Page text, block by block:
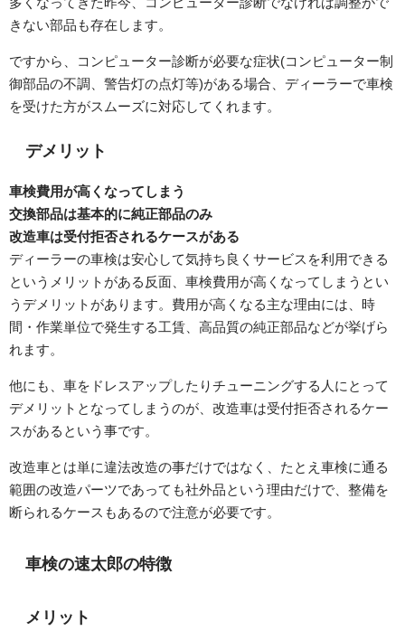
きない部品も存在します。
ですから、コンピューター診断が必要な症状(コンピューター制
御部品の不調、警告灯の点灯等)がある場合、ディーラーで車検
を受けた方がスムーズに対応してくれます。
デメリット
車検費用が高くなってしまう
交換部品は基本的に純正部品のみ
改造車は受付拒否されるケースがある
ディーラーの車検は安心して気持ち良くサービスを利用できる
というメリットがある反面、車検費用が高くなってしまうとい
うデメリットがあります。費用が高くなる主な理由には、時
間・作業単位で発生する工賃、高品質の純正部品などが挙げら
れます。
他にも、車をドレスアップしたりチューニングする人にとって
デメリットとなってしまうのが、改造車は受付拒否されるケー
スがあるという事です。
改造車とは単に違法改造の事だけではなく、たとえ車検に通る
範囲の改造パーツであっても社外品という理由だけで、整備を
断られるケースもあるので注意が必要です。
車検の速太郎の特徴
メリット